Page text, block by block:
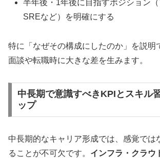
半年後・1年後に目指すポジション（
SREなど）を明確にする
特に「なぜその構成にしたのか」を説明
面談や転職時に大きな差を生みます。
中長期で意識すべきKPIとスキル
ップ
中長期的なキャリア形成では、感覚では
ることが不可欠です。 インフラ・クラウ